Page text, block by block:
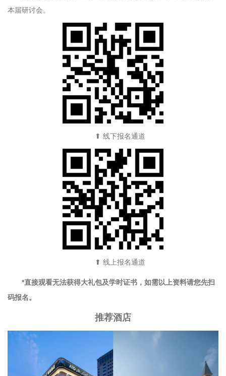
本届研讨会。
⬆ 线下报名通道
⬆ 线上报名通道
*直接观看无法获得大礼包及学时证书，如需以上资料请您先扫
码报名。
推荐酒店